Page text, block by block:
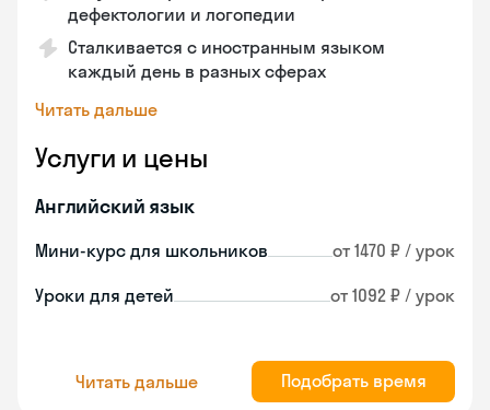
дефектологии и логопедии
Сталкивается с иностранным языком
каждый день в разных сферах
Читать дальше
Услуги и цены
Английский язык
Мини-курс для школьников от 1470 ₽ / урок
Уроки для детей от 1092 ₽ / урок
Читать дальше Подобрать время